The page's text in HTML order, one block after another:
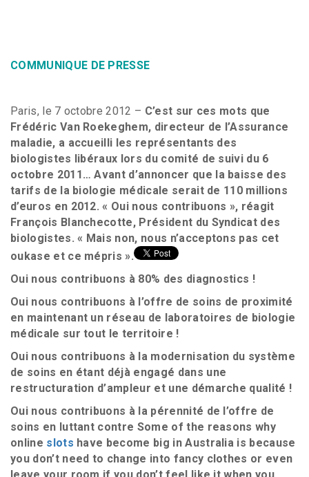
COMMUNIQUE DE PRESSE
Paris, le 7 octobre 2012 – C’est sur ces mots que
Frédéric Van Roekeghem, directeur de l’Assurance
maladie, a accueilli les représentants des
biologistes libéraux lors du comité de suivi du 6
octobre 2011… Avant d’annoncer que la baisse des
tarifs de la biologie médicale serait de 110 millions
d’euros en 2012. « Oui nous contribuons », réagit
François Blanchecotte, Président du Syndicat des
biologistes. « Mais non, nous n’acceptons pas cet
oukase et ce mépris ».
Oui nous contribuons à 80% des diagnostics !
Oui nous contribuons à l’offre de soins de proximité
en maintenant un réseau de laboratoires de biologie
médicale sur tout le territoire !
Oui nous contribuons à la modernisation du système
de soins en étant déjà engagé dans une
restructuration d’ampleur et une démarche qualité !
Oui nous contribuons à la pérennité de l’offre de
soins en luttant contre Some of the reasons why
online slots have become big in Australia is because
you don’t need to change into fancy clothes or even